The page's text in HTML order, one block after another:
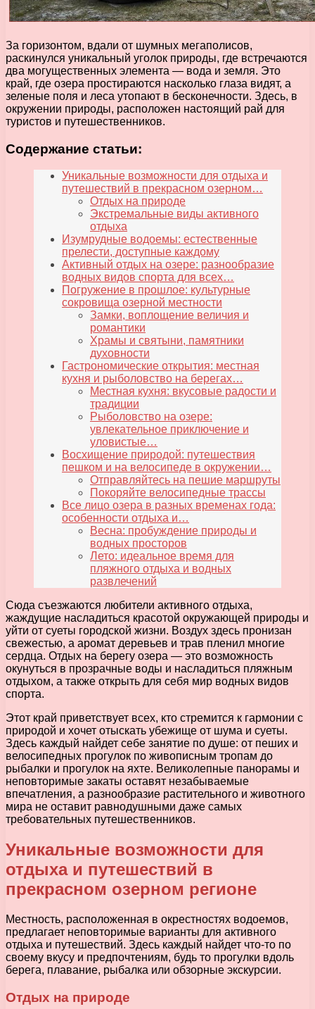
За горизонтом, вдали от шумных мегаполисов,
раскинулся уникальный уголок природы, где встречаются
два могущественных элемента — вода и земля. Это
край, где озера простираются насколько глаза видят, а
зеленые поля и леса утопают в бесконечности. Здесь, в
окружении природы, расположен настоящий рай для
туристов и путешественников.
Содержание статьи:
Уникальные возможности для отдыха и
путешествий в прекрасном озерном…
Отдых на природе
Экстремальные виды активного
отдыха
Изумрудные водоемы: естественные
прелести, доступные каждому
Активный отдых на озере: разнообразие
водных видов спорта для всех…
Погружение в прошлое: культурные
сокровища озерной местности
Замки, воплощение величия и
романтики
Храмы и святыни, памятники
духовности
Гастрономические открытия: местная
кухня и рыболовство на берегах…
Местная кухня: вкусовые радости и
традиции
Рыболовство на озере:
увлекательное приключение и
уловистые…
Восхищение природой: путешествия
пешком и на велосипеде в окружении…
Отправляйтесь на пешие маршруты
Покоряйте велосипедные трассы
Все лицо озера в разных временах года:
особенности отдыха и…
Весна: пробуждение природы и
водных просторов
Лето: идеальное время для
пляжного отдыха и водных
развлечений
Сюда съезжаются любители активного отдыха,
жаждущие насладиться красотой окружающей природы и
уйти от суеты городской жизни. Воздух здесь пронизан
свежестью, а аромат деревьев и трав пленил многие
сердца. Отдых на берегу озера — это возможность
окунуться в прозрачные воды и насладиться пляжным
отдыхом, а также открыть для себя мир водных видов
спорта.
Этот край приветствует всех, кто стремится к гармонии с
природой и хочет отыскать убежище от шума и суеты.
Здесь каждый найдет себе занятие по душе: от пеших и
велосипедных прогулок по живописным тропам до
рыбалки и прогулок на яхте. Великолепные панорамы и
неповторимые закаты оставят незабываемые
впечатления, а разнообразие растительного и животного
мира не оставит равнодушными даже самых
требовательных путешественников.
Уникальные возможности для
отдыха и путешествий в
прекрасном озерном регионе
Местность, расположенная в окрестностях водоемов,
предлагает неповторимые варианты для активного
отдыха и путешествий. Здесь каждый найдет что-то по
своему вкусу и предпочтениям, будь то прогулки вдоль
берега, плавание, рыбалка или обзорные экскурсии.
Отдых на природе